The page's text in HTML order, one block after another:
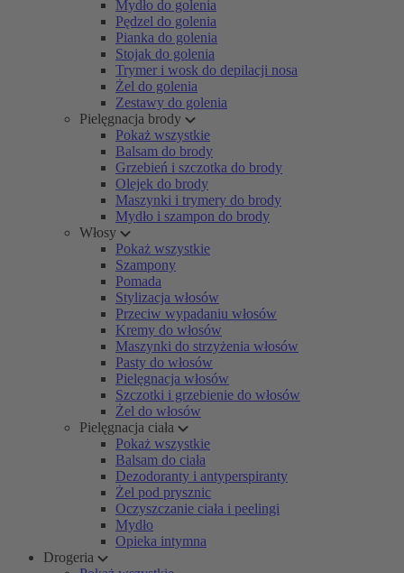
Mydło do golenia
Pędzel do golenia
Pianka do golenia
Stojak do golenia
Trymer i wosk do depilacji nosa
Żel do golenia
Zestawy do golenia
Pielęgnacja brody
Pokaż wszystkie
Balsam do brody
Grzebień i szczotka do brody
Olejek do brody
Maszynki i trymery do brody
Mydło i szampon do brody
Włosy
Pokaż wszystkie
Szampony
Pomada
Stylizacja włosów
Przeciw wypadaniu włosów
Kremy do włosów
Maszynki do strzyżenia włosów
Pasty do włosów
Pielęgnacja włosów
Szczotki i grzebienie do włosów
Żel do włosów
Pielęgnacja ciała
Pokaż wszystkie
Balsam do ciała
Dezodoranty i antyperspiranty
Żel pod prysznic
Oczyszczanie ciała i peelingi
Mydło
Opieka intymna
Drogeria